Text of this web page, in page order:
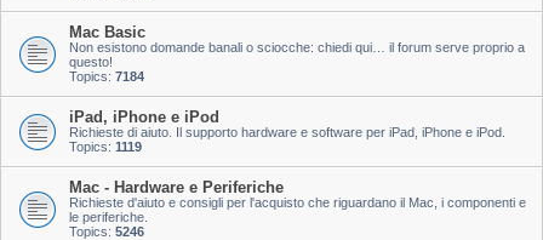
Mac Basic
Non esistono domande banali o sciocche: chiedi qui… il forum serve proprio a
questo!
Topics: 7184
iPad, iPhone e iPod
Richieste di aiuto. Il supporto hardware e software per iPad, iPhone e iPod.
Topics: 1119
Mac - Hardware e Periferiche
Richieste d'aiuto e consigli per l'acquisto che riguardano il Mac, i componenti e
le periferiche.
Topics: 5246